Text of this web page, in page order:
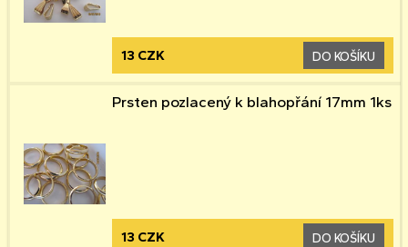
13 CZK DO KOŠÍKU
Prsten pozlacený k blahopřání 17mm 1ks
13 CZK DO KOŠÍKU